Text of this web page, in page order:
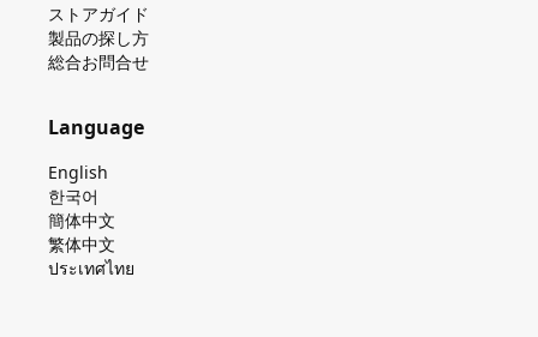
ストアガイド
製品の探し⽅
総合お問合せ
Language
English
한국어
簡体中文
繁体中文
ประเทศไทย